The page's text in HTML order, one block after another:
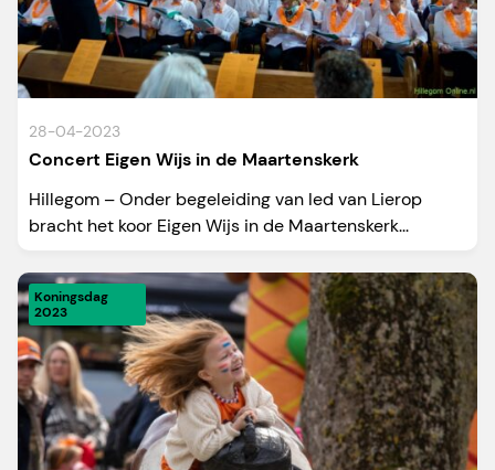
28-04-2023
Concert Eigen Wijs in de Maartenskerk
Hillegom – Onder begeleiding van Ied van Lierop
bracht het koor Eigen Wijs in de Maartenskerk...
Koningsdag
2023